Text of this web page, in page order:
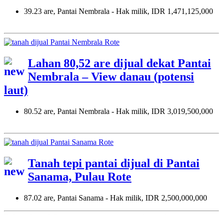
39.23 are, Pantai Nembrala - Hak milik, IDR 1,471,125,000
Lahan 80,52 are dijual dekat Pantai
Nembrala – View danau (potensi
laut)
80.52 are, Pantai Nembrala - Hak milik, IDR 3,019,500,000
Tanah tepi pantai dijual di Pantai
Sanama, Pulau Rote
87.02 are, Pantai Sanama - Hak milik, IDR 2,500,000,000